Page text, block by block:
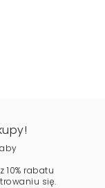
10% rabatu
się.